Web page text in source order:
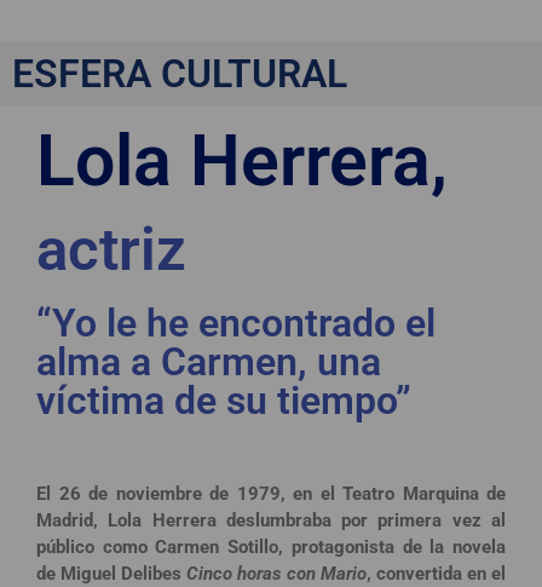
ESFERA CULTURAL
Lola Herrera,
actriz
“Yo le he encontrado el
alma a Carmen, una
víctima de su tiempo”
El 26 de noviembre de 1979, en el Teatro Marquina de
Madrid, Lola Herrera deslumbraba por primera vez al
público como Carmen Sotillo, protagonista de la novela
de Miguel Delibes Cinco horas con Mario, convertida en el